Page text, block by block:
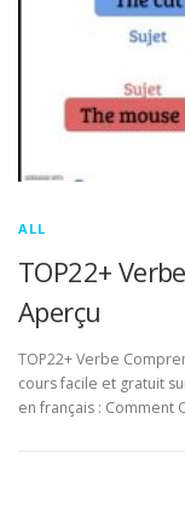
ALL
TOP22+
Aperçu
TOP22+ Verbe
cours facile et gratuit
en français : Comment